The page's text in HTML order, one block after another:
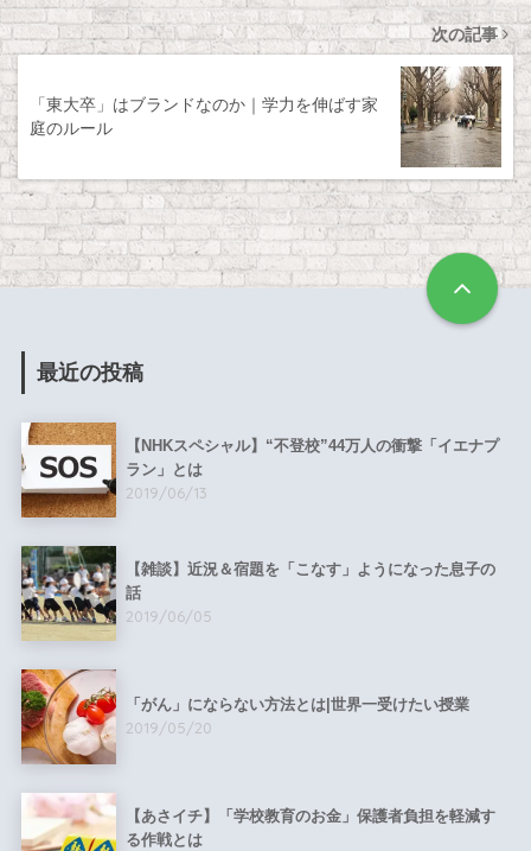
次の記事
「東大卒」はブランドなのか｜学力を伸ばす家
庭のルール
最近の投稿
【NHKスペシャル】“不登校”44万人の衝撃「イエナプ
ラン」とは
2019/06/13
【雑談】近況＆宿題を「こなす」ようになった息子の
話
2019/06/05
「がん」にならない方法とは|世界一受けたい授業
2019/05/20
【あさイチ】「学校教育のお金」保護者負担を軽減す
る作戦とは